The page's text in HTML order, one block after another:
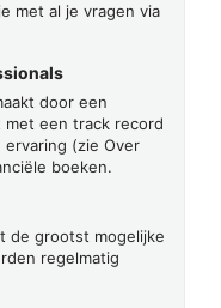
met al je vragen via
door een
met een track record
(zie Over
boeken.
de grootst mogelijke
regelmatig